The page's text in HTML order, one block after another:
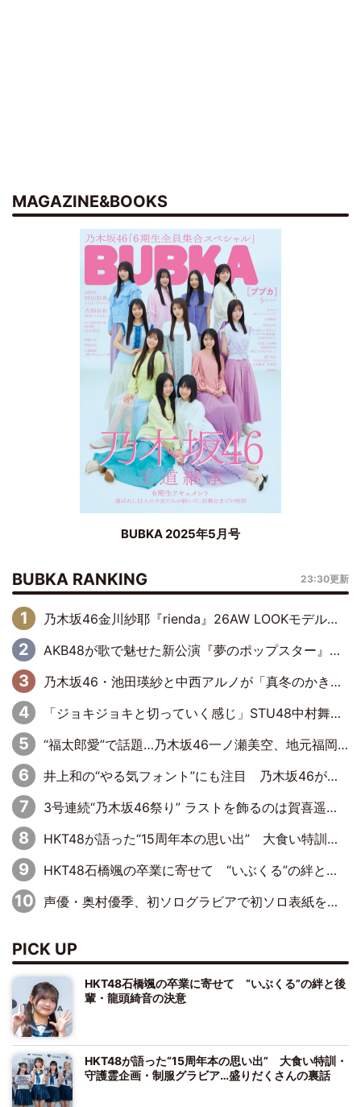
MAGAZINE&BOOKS
BUBKA 2025年5月号
BUBKA RANKING 23:30更新
乃木坂46金川紗耶『rienda』26AW LOOKモデルに就任
AKB48が歌で魅せた新公演『夢のポップスター』 初日から全身全霊のステージ
乃木坂46・池田瑛紗と中西アルノが「真冬のかき氷」騒動で火花散らす！ 因縁の裏にあるのは、逆境をともに“凌”ぐ似た者同士の絆
「ジョキジョキと切っていく感じ」STU48中村舞、新しい挑戦は自らの手で
“福太郎愛”で話題…乃木坂46一ノ瀬美空、地元福岡『めんべい25周年トップサポーター』に就任
井上和の“やる気フォント”にも注目 乃木坂46が挑んだ書道パフォーマンスの舞台裏
3号連続“乃木坂46祭り” ラストを飾るのは賀喜遥香…5年ぶりの登場に「5年分大人になった私を見ていただけたら」
HKT48が語った“15周年本の思い出” 大食い特訓・守護霊企画・制服グラビア…盛りだくさんの裏話
HKT48石橋颯の卒業に寄せて “いぶくる”の絆と後輩・龍頭綺音の決意
声優・奥村優季、初ソログラビアで初ソロ表紙を飾る！ 初めて見せる表情や、声優を志したきっかけなどを語った必読のインタビューを掲載
PICK UP
HKT48石橋颯の卒業に寄せて “いぶくる”の絆と後
輩・龍頭綺音の決意
HKT48が語った“15周年本の思い出” 大食い特訓・
守護霊企画・制服グラビア…盛りだくさんの裏話